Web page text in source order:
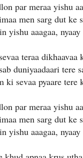
par meraa yishu
men sarg dut ke
yishu aaagaa,
teraa dikhaavaa
duniyaadaari tere
ki sevaa pyaare tere
par meraa yishu
men sarg dut ke
yishu aaagaa,